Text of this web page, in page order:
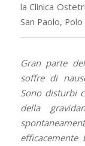
la Clinica
San Paolo,
Gran parte
soffre di
Sono disturbi
della